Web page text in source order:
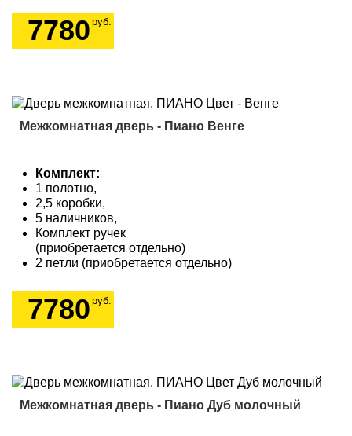
7780 руб.
Межкомнатная дверь - Пиано Венге
Комплект:
1 полотно,
2,5 коробки,
5 наличников,
Комплект ручек
(приобретается отдельно)
2 петли (приобретается отдельно)
7780 руб.
Межкомнатная дверь - Пиано Дуб молочный